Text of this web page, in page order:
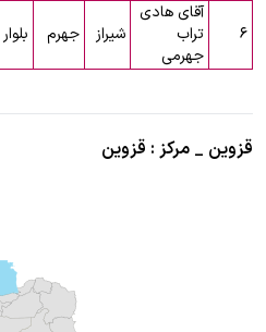
۶
آقای هادی
تراب
جهرمی
شیراز جهرم
قزوین _ مرکز : قزوین